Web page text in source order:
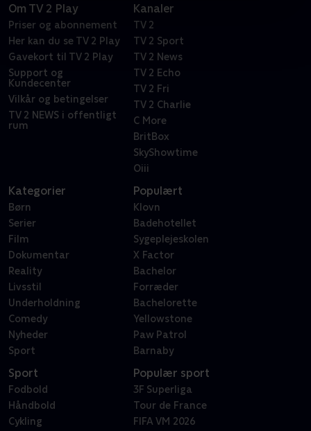
Om TV 2 Play
Priser og abonnement
Her kan du se TV 2 Play
Gavekort til TV 2 Play
Support og
Kundecenter
Vilkår og betingelser
TV 2 NEWS i offentligt
rum
Kanaler
TV 2
TV 2 Sport
TV 2 News
TV 2 Echo
TV 2 Fri
TV 2 Charlie
C More
BritBox
SkyShowtime
Oiii
Kategorier
Børn
Serier
Film
Dokumentar
Reality
Livsstil
Underholdning
Comedy
Nyheder
Sport
Populært
Klovn
Badehotellet
Sygeplejeskolen
X Factor
Bachelor
Forræder
Bachelorette
Yellowstone
Paw Patrol
Barnaby
Sport
Fodbold
Håndbold
Cykling
Populær sport
3F Superliga
Tour de France
FIFA VM 2026